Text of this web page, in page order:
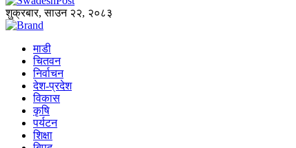
शुक्रबार, साउन २२, २०८३
माडी
चितवन
निर्वाचन
देश-प्रदेश
विकास
कृषि
पर्यटन
शिक्षा